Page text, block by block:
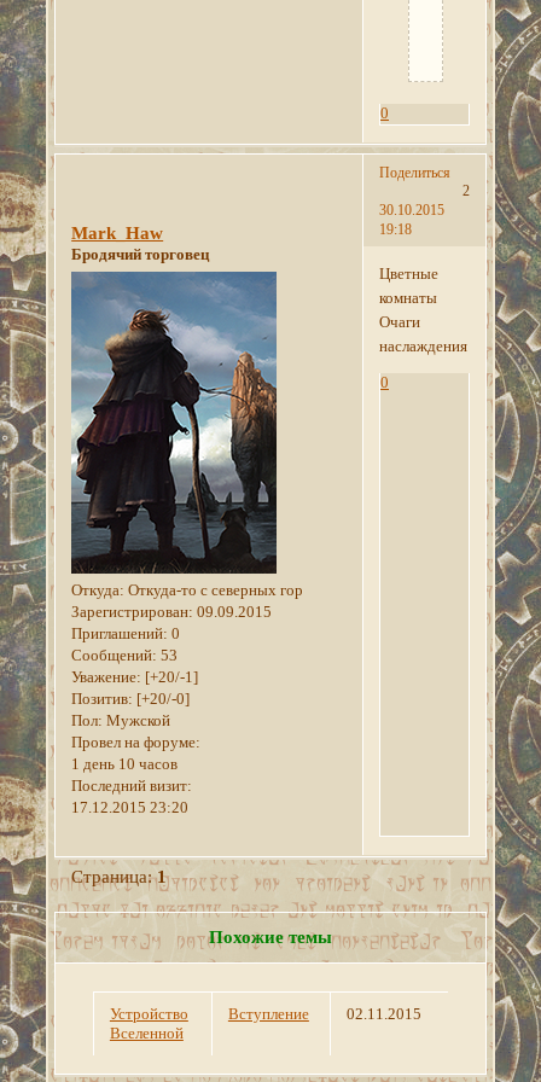
пополнения
администрации.
0
Поделиться
2
30.10.2015
19:18
Mark_Haw
Бродячий торговец
Откуда: Откуда-то с северных гор
Зарегистрирован: 09.09.2015
Приглашений: 0
Сообщений: 53
Уважение: [+20/-1]
Позитив: [+20/-0]
Пол: Мужской
Провел на форуме:
1 день 10 часов
Последний визит:
17.12.2015 23:20
Цветные
комнаты
Очаги
наслаждения
0
Страница:1
Похожие темы
Устройство
Вселенной
Вступление 02.11.2015